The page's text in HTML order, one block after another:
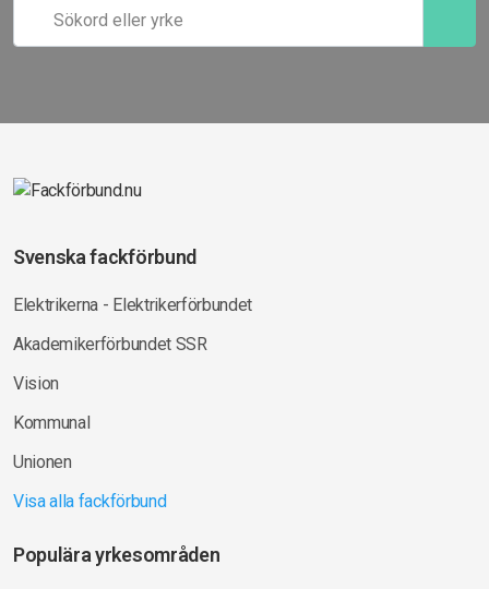
Svenska fackförbund
Elektrikerna - Elektrikerförbundet
Akademikerförbundet SSR
Vision
Kommunal
Unionen
Visa alla fackförbund
Populära yrkesområden